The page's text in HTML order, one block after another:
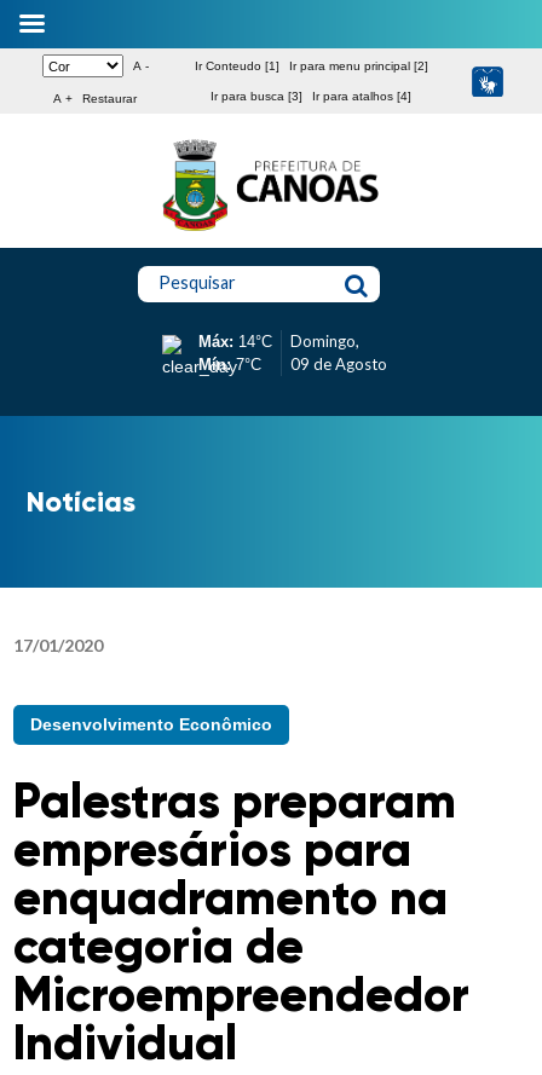
A -
A + Restaurar
Ir Conteudo [1] Ir para menu principal [2]
Ir para busca [3] Ir para atalhos [4]
Pesquisar
Máx: 14°C
Mín:7°C
Domingo,
09 de Agosto
Notícias
17/01/2020
Desenvolvimento Econômico
Palestras preparam
empresários para
enquadramento na
categoria de
Microempreendedor
Individual